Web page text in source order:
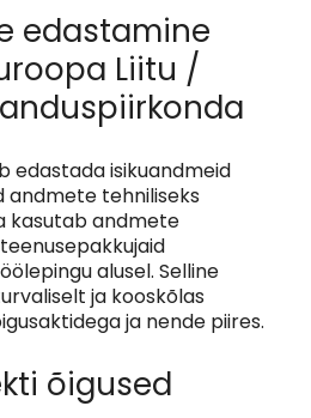
edastamine
Liitu /
edastada isikuandmeid
andmete tehniliseks
kasutab andmete
alusel. Selline
ja kooskõlas
ja nende piires.
õigused